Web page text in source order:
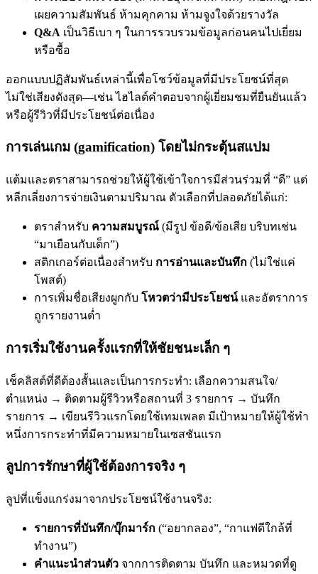
เผยความสัมพันธ์ ห้ามคุกคาม ห้ามจูงใจด้วยรางวัล
Q&A เป็นวิธีเบา ๆ ในการรวบรวมข้อมูลก่อนคนไปเยี่ยม
หรือซื้อ
ออกแบบปฏิสัมพันธ์เหล่านี้เพื่อโชว์ข้อมูลที่มีประโยชน์ที่สุด
ไม่ใช่เสียงดังสุด—เช่น ไฮไลต์คำตอบจากผู้เยี่ยมชมที่ยืนยันแล้ว
หรือผู้รีวิวที่มีประโยชน์ต่อเนื่อง
การเล่นเกม (gamification) โดยไม่กระตุ้นสแปม
แต้มและตราสามารถช่วยให้ผู้ใช้เข้าใจการมีส่วนร่วมที่ “ดี” แต่
หลีกเลี่ยงการจ่ายเงินตามปริมาณ ตัวเลือกที่ปลอดภัยได้แก่:
ตราสำหรับ ความสมบูรณ์ (มีรูป ข้อดี/ข้อเสีย บริบทเช่น
“มาเยือนกับเด็ก”)
สติกเกอร์ต่อเนื่องสำหรับ การอ่านและบันทึก (ไม่ใช่แค่
โพสต์)
การเพิ่มชื่อเสียงผูกกับ โหวตว่ามีประโยชน์และอัตราการ
ถูกรายงานต่ำ
การเริ่มใช้งานครั้งแรกที่ให้ชัยชนะเล็ก ๆ
เช็คลิสต์ที่ดีต้องสั้นและเป็นการกระทำ: เลือกความสนใจ/
ตำแหน่ง → ติดตามผู้รีวิวหรือสถานที่ 3 รายการ → บันทึก
รายการ → เขียนรีวิวแรกโดยใช้เทมเพลต มีเป้าหมายให้ผู้ใช้ทำ
หนึ่งการกระทำที่มีความหมายในเซสชันแรก
ลูปการรักษาที่ผู้ใช้ต้องการจริง ๆ
ลูปที่แข็งแกร่งมาจากประโยชน์ใช้งานจริง:
รายการที่บันทึก/บุ๊กมาร์ก (“อยากลอง”, “กาแฟดีใกล้ที่
ทำงาน”)
คำแนะนำส่วนตัว จากการติดตาม บันทึก และหมวดที่ดู